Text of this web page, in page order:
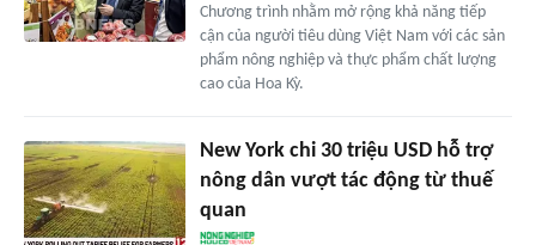
Chương trình nhằm mở rộng khả năng tiếp
cận của người tiêu dùng Việt Nam với các sản
phẩm nông nghiệp và thực phẩm chất lượng
cao của Hoa Kỳ.
New York chi 30 triệu USD hỗ trợ
nông dân vượt tác động từ thuế
quan